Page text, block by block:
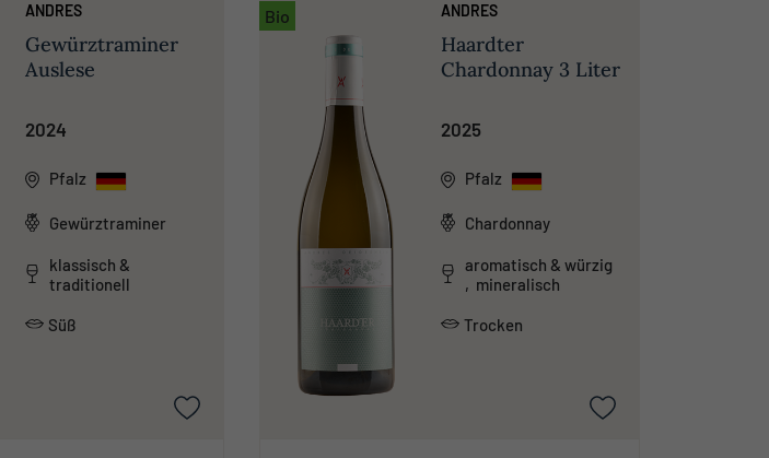
ANDRES
Gewürztraminer
Auslese
2024
Pfalz
Gewürztraminer
klassisch &
traditionell
Süß
Bio ANDRES
Haardter
Chardonnay 3 Liter
2025
Pfalz
Chardonnay
aromatisch & würzig
, mineralisch
Trocken